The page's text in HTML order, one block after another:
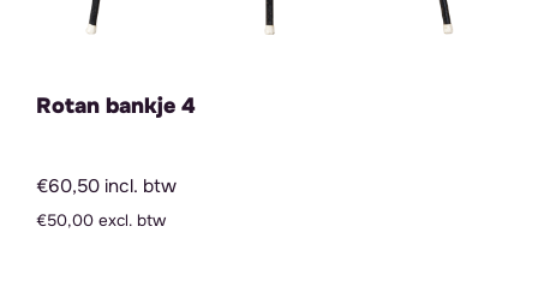
Rotan bankje 4
€60,50 incl. btw
€50,00 excl. btw